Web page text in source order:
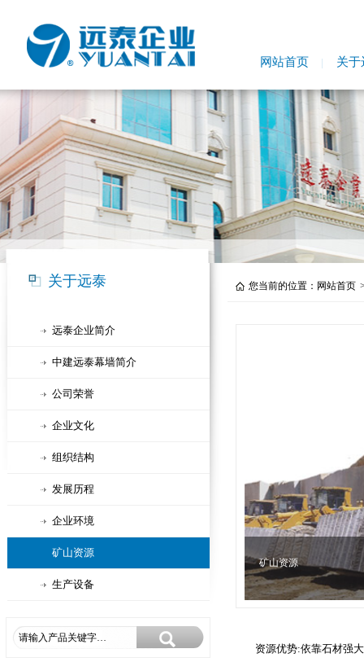
网站首页 关于
关于远泰
远泰企业简介
中建远泰幕墙简介
公司荣誉
企业文化
组织结构
发展历程
企业环境
矿山资源
生产设备
您当前的位置： 网站首页
矿山资源
资源优势:依靠石材强